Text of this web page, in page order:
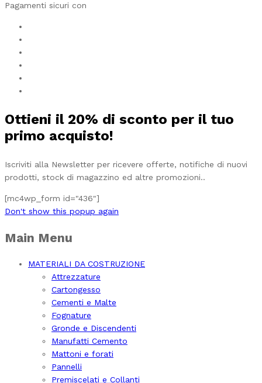
Pagamenti sicuri con
Ottieni il 20% di sconto per il tuo
primo acquisto!
Iscriviti alla Newsletter per ricevere offerte, notifiche di nuovi
prodotti, stock di magazzino ed altre promozioni..
[mc4wp_form id="436"]
Don't show this popup again
Main Menu
MATERIALI DA COSTRUZIONE
Attrezzature
Cartongesso
Cementi e Malte
Fognature
Gronde e Discendenti
Manufatti Cemento
Mattoni e forati
Pannelli
Premiscelati e Collanti